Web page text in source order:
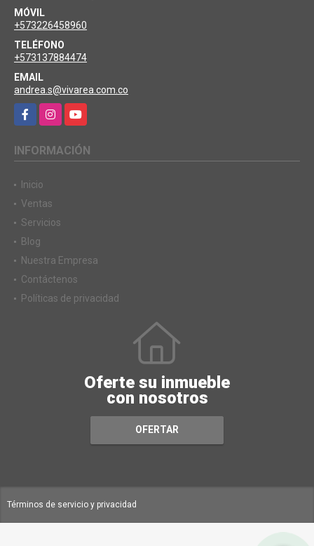
MÓVIL
+573226458960
TELÉFONO
+573137884474
EMAIL
andrea.s@vivarea.com.co
FacebookInstagramYouTube
INFORMACIÓN
Inicio
Ventas
Servicios
Blog
Nuestra Empresa
Contáctenos
Políticas de privacidad
Oferte su inmueble
con nosotros
OFERTAR
Términos de servicio y privacidad